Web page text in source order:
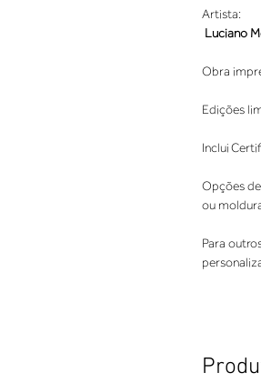
Artista:
Luciano
Obra
Edições
Inclui
Opções
ou
Para